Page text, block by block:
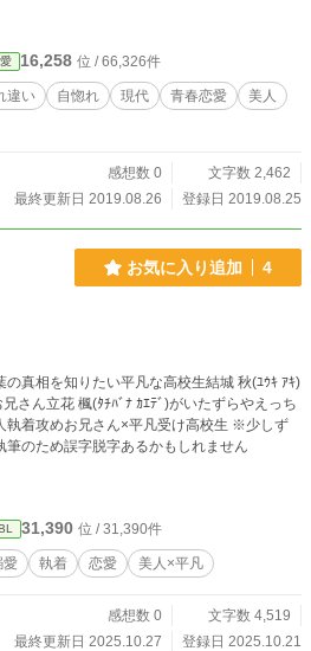
16,258 位 / 66,326件
違い 自惚れ 現代 青春恋愛
美人
感想数 0
文字数 2,462
最終更新日 2019.08.26
登録日 2019.08.25
お気に入り追加 4
の真相を知りたい平凡な高校生結城 秋(ﾕｳｷ ｱｷ)
さん立花 楓(ﾀﾁﾊﾞﾅ ｶｴﾃﾞ)がいたずらやえっち
のため誤字脱字あるかもしれません
31,390 位 / 31,390件
愛 執着 恋愛 美人×平凡
感想数 0
文字数 4,519
最終更新日 2025.10.27
登録日 2025.10.21